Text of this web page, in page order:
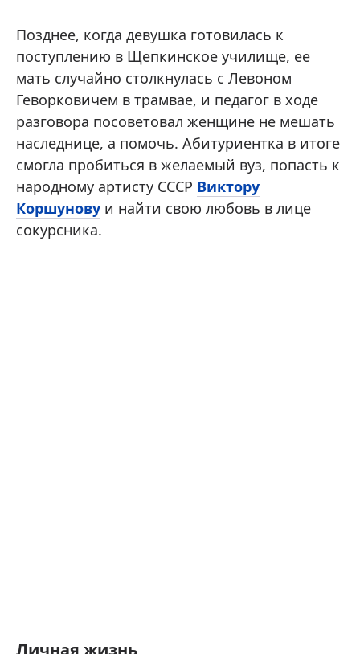
Позднее, когда девушка готовилась к
поступлению в Щепкинское училище, ее
мать случайно столкнулась с Левоном
Геворковичем в трамвае, и педагог в ходе
разговора посоветовал женщине не мешать
наследнице, а помочь. Абитуриентка в итоге
смогла пробиться в желаемый вуз, попасть к
народному артисту СССР Виктору
Коршунову и найти свою любовь в лице
сокурсника.
Личная жизнь